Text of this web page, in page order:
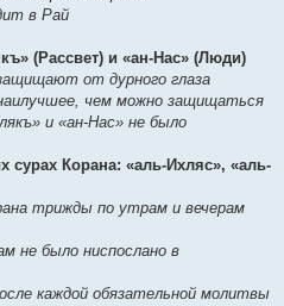
в Рай
(Рассвет) и «ан-Нас» (Люди)
от дурного глаза
чем можно защищаться
и «ан-Нас» не было
сурах Корана: «аль-Ихляс», «аль-
трижды по утрам и вечерам
не было ниспослано в
каждой обязательной молитвы